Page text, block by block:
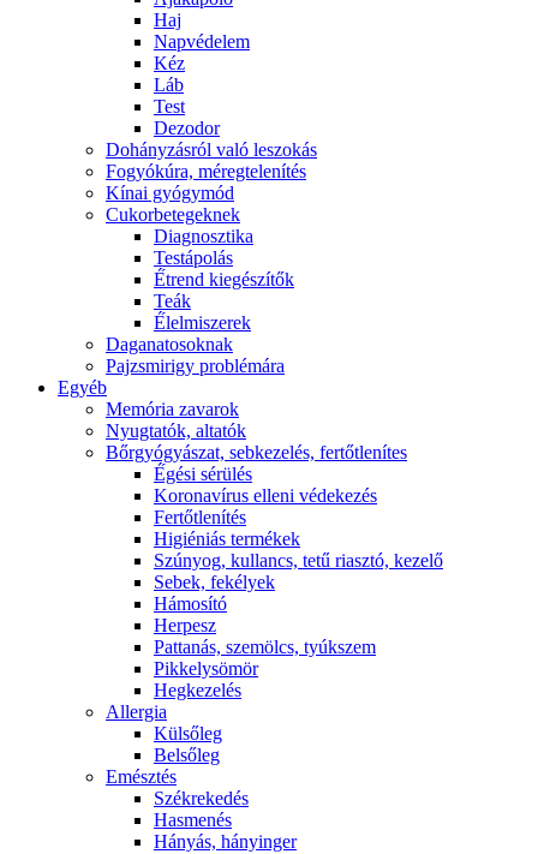
Haj
Napvédelem
Kéz
Láb
Test
Dezodor
Dohányzásról való leszokás
Fogyókúra, méregtelenítés
Kínai gyógymód
Cukorbetegeknek
Diagnosztika
Testápolás
É́trend kiegészítők
Teák
É́lelmiszerek
Daganatosoknak
Pajzsmirigy problémára
Egyéb
Memória zavarok
Nyugtatók, altatók
Bőrgyógyászat, sebkezelés, fertőtlenítes
É́gési sérülés
Koronavírus elleni védekezés
Fertőtlenítés
Higiéniás termékek
Szúnyog, kullancs, tetű riasztó, kezelő
Sebek, fekélyek
Hámosító
Herpesz
Pattanás, szemölcs, tyúkszem
Pikkelysömör
Hegkezelés
Allergia
Külsőleg
Belsőleg
Emésztés
Székrekedés
Hasmenés
Hányás, hányinger